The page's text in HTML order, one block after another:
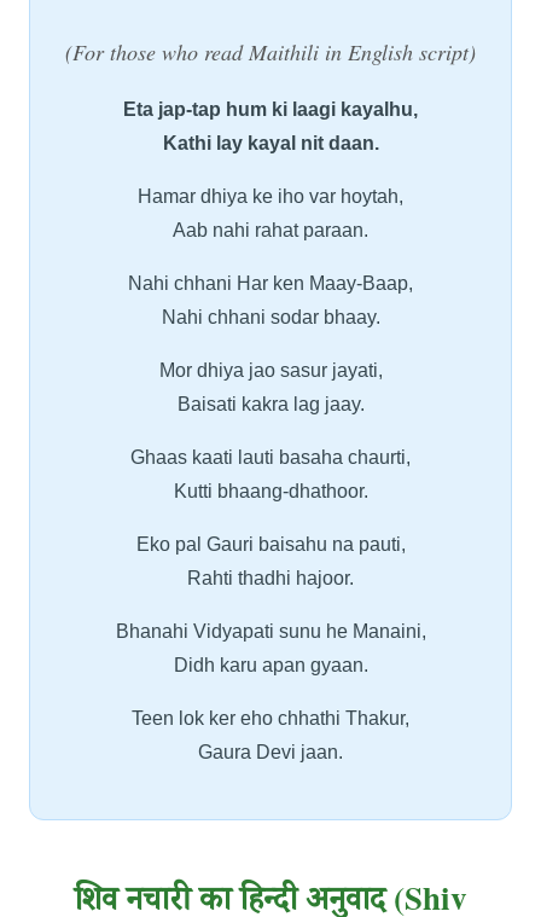
(For those who read Maithili in English script)
Eta jap-tap hum ki laagi kayalhu,
Kathi lay kayal nit daan.
Hamar dhiya ke iho var hoytah,
Aab nahi rahat paraan.
Nahi chhani Har ken Maay-Baap,
Nahi chhani sodar bhaay.
Mor dhiya jao sasur jayati,
Baisati kakra lag jaay.
Ghaas kaati lauti basaha chaurti,
Kutti bhaang-dhathoor.
Eko pal Gauri baisahu na pauti,
Rahti thadhi hajoor.
Bhanahi Vidyapati sunu he Manaini,
Didh karu apan gyaan.
Teen lok ker eho chhathi Thakur,
Gaura Devi jaan.
शिव नचारी का हिन्दी अनुवाद (Shiv